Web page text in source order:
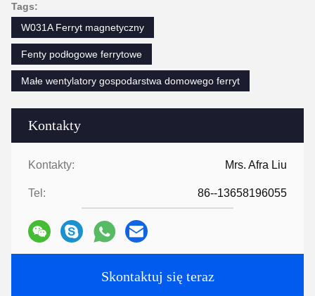
Kontakty
Kontakty: Mrs. Afra Liu
Tel: 86--13658196055
Skontaktuj się teraz
Tags:
W031A Ferryt magnetyczny
Fenty podłogowe ferrytowe
Małe wentylatory gospodarstwa domowego ferryt